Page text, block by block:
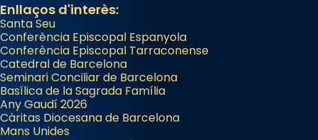
View on Facebook · Share
Arquebisbat de Barcelona
2 weeks ago
Jaume, fill de Zebedeu, és juntament amb el
seu germà Joan i Pere un dels que
acompanyava més de prop Jesús.
Enllaços d'interès:
Santa Seu
Conferència Episcopal Espanyola
Conferència Episcopal Tarraconense
Catedral de Barcelona
Seminari Conciliar de Barcelona
Basílica de la Sagrada Família
Any Gaudí 2026
Càritas Diocesana de Barcelona
Mans Unides